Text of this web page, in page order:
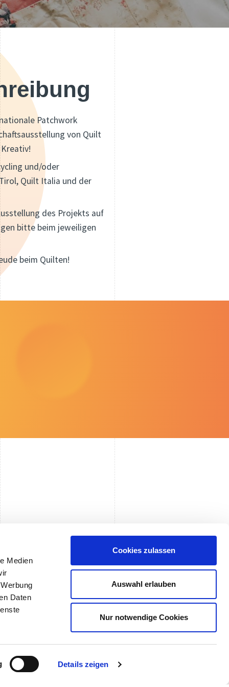
Medien
Daten
Details zeigen
Cookies zulassen
Auswahl erlauben
Nur notwendige Cookies
Patchwork
von Quilt
und/oder
Quilt Italia und der
des Projekts auf
bitte beim jeweiligen
beim Quilten!